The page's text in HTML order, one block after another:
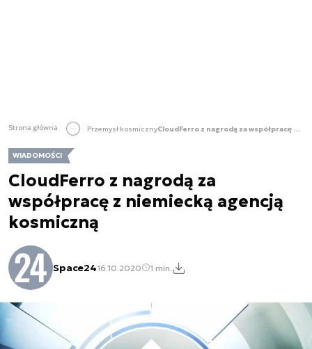
Strona główna Przemysł kosmiczny CloudFerro z nagrodą za współpracę z niemiecką agencją kosmiczną
WIADOMOŚCI
CloudFerro z nagrodą za
współpracę z niemiecką agencją
kosmiczną
Space2416.10.2020 1 min.